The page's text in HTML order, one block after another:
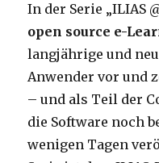
In der Serie „ILIAS
open source e-
langjährige und
Anwender vor und
– und als Teil der
die Software noch
wenigen Tagen